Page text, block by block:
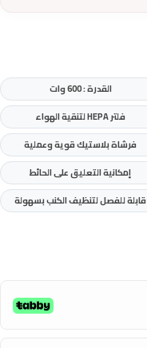
القدرة : 600 وات
فلتر HEPA لتنقية الهواء
فرشاة بلاستيك قوية وعملية
إمكانية التعليق على الحائط
قابلة للفصل لتنظيف الكنب بسهولة